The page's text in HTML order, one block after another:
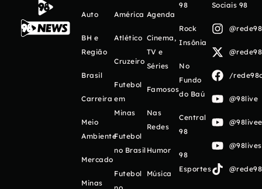
Auto
BH e
Região
Brasil
Carreira
Meio
Ambiente
Mercado
Minas
América
Atlético
Cruzeiro
Futebol
em
Minas
Futebol
no Brasil
Futebol
Agenda
Cinema,
TV e
Séries
Famosos
Nas
Redes
Humor
Música
98
Rock
Insônia
No
Fundo
do Baú
Central
98
98
Esportes
Sociais 98
/
@98live